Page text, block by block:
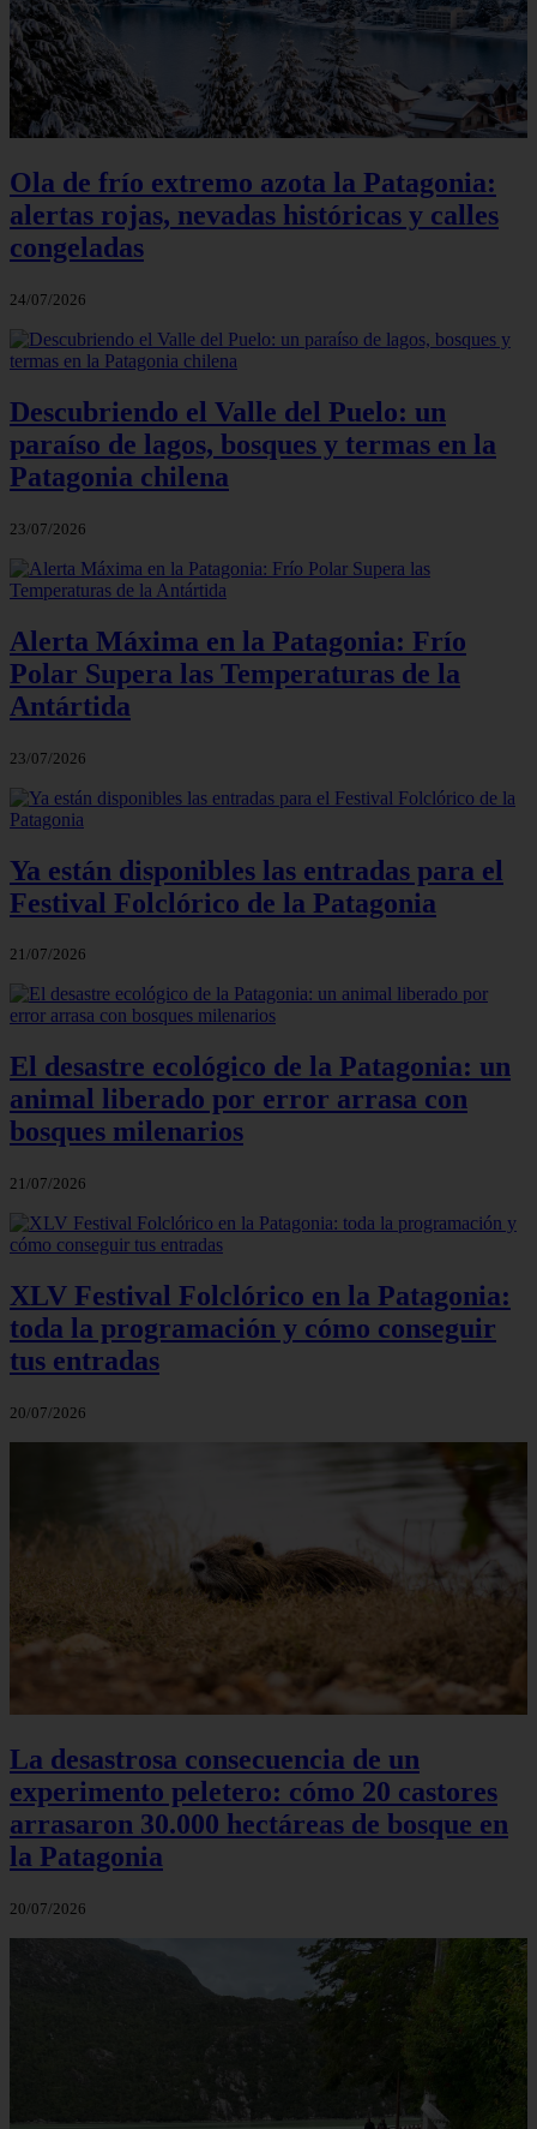
Ola de frío extremo azota la Patagonia:
alertas rojas, nevadas históricas y calles
congeladas
24/07/2026
Descubriendo el Valle del Puelo: un
paraíso de lagos, bosques y termas en la
Patagonia chilena
23/07/2026
Alerta Máxima en la Patagonia: Frío
Polar Supera las Temperaturas de la
Antártida
23/07/2026
Ya están disponibles las entradas para el
Festival Folclórico de la Patagonia
21/07/2026
El desastre ecológico de la Patagonia: un
animal liberado por error arrasa con
bosques milenarios
21/07/2026
XLV Festival Folclórico en la Patagonia:
toda la programación y cómo conseguir
tus entradas
20/07/2026
La desastrosa consecuencia de un
experimento peletero: cómo 20 castores
arrasaron 30.000 hectáreas de bosque en
la Patagonia
20/07/2026